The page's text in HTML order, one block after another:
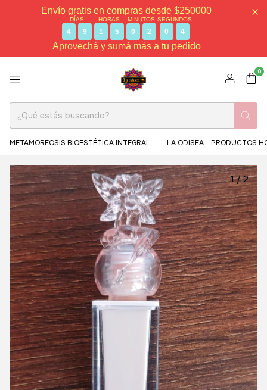
Envío gratis en compras desde $250000
DÍAS
4 9
HORAS
1 5
MINUTOS
0 2
SEGUNDOS
0 3
Aprovechá y sumá más a tu pedido
0
METAMORFOSIS BIOESTÉTICA INTEGRAL LA ODISEA - PRODUCTOS
1/2